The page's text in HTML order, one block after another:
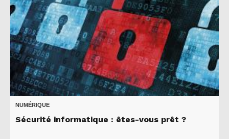
NUMÉRIQUE
Sécurité informatique : êtes-vous prêt ?